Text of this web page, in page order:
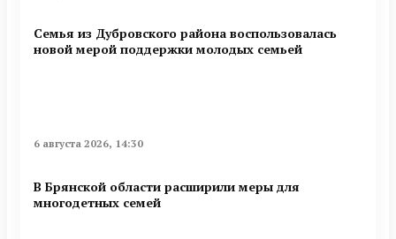
Семья из Дубровского района воспользовалась
новой мерой поддержки молодых семьей
6 августа 2026, 14:30
В Брянской области расширили меры для
многодетных семей